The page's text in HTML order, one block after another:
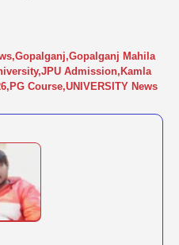
,Gopalganj,Gopalganj Mahila
,JPU Admission, Kamla
, PG Course,UNIVERSITY News